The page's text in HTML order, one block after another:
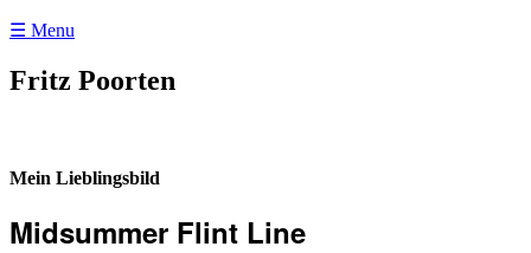
☰ Menu
Fritz Poorten
Mein Lieblingsbild
Midsummer Flint Line